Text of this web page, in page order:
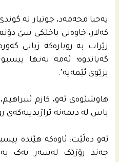
یەحیا محەمەد، جوتیار لە
کەلار، خاوەنی باخێکی سێ
زێراب بە روبارەکە زیانی
گەیاندوە؛ ئەمە تەنها
بژێوی ئێمەیە".
هاوشێوەی ئەو، کازم
باس لە دیمەنە تراژیدییەکەی
ئەو دەڵێت: ئاوەکە هێندە
چەند رۆژێک لەسەر یەک